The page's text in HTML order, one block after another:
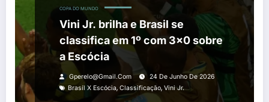
COPA DO MUNDO
Vini Jr. brilha e Brasil se
classifica em 1º com 3×0 sobre
a Escócia
Gperelo@gmail.com
24 De Junho De 2026
Brasíl X Escócia, Classificação, Vini Jr.